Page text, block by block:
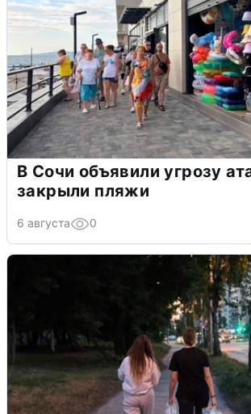
В Сочи объявили угрозу
закрыли пляжи
6 августа 0